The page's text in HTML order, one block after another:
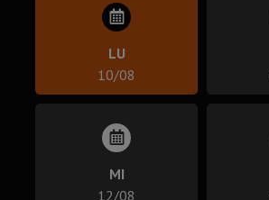
LU
10/08
MI
12/08